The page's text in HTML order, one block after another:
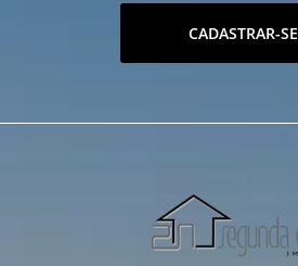
CADASTRAR-SE